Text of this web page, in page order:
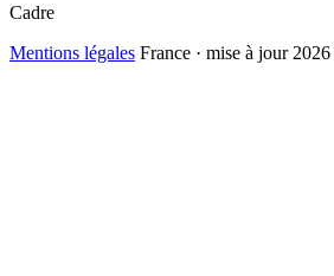
Cadre
Mentions légales France · mise à jour 2026